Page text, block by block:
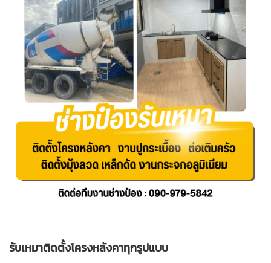
รับเหมาติดตั้งโครงหลังคาทุกรูปแบบ